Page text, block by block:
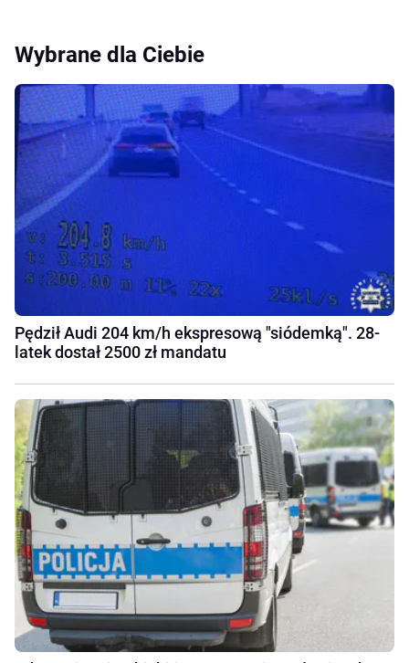
Wybrane dla Ciebie
Pędził Audi 204 km/h ekspresową "siódemką". 28-
latek dostał 2500 zł mandatu